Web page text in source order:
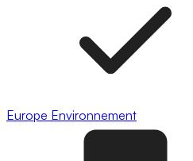
Europe Environnement